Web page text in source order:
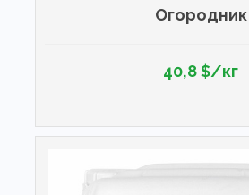
Огородник
40,8 $/кг